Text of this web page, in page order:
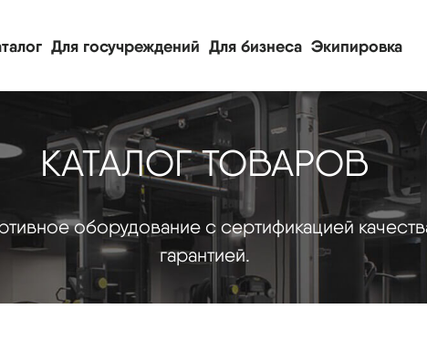
Для госучреждений Для бизнеса Экипировка
КАТАЛОГ ТОВАРОВ
оборудование с сертификацией
гарантией.